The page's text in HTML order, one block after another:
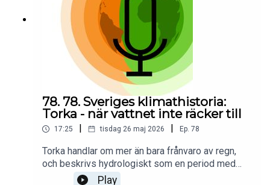
78. 78. Sveriges klimathistoria:
Torka - när vattnet inte räcker till
17:25 tisdag 26 maj 2026 Ep. 78
Torka handlar om mer än bara frånvaro av regn,
och beskrivs hydrologiskt som en period med
underskott av vatten i mark, vattendrag eller
Play